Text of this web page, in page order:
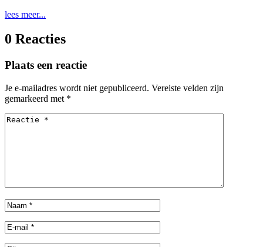
lees meer...
0 Reacties
Plaats een reactie
Je e-mailadres wordt niet gepubliceerd. Vereiste velden zijn
gemarkeerd met *